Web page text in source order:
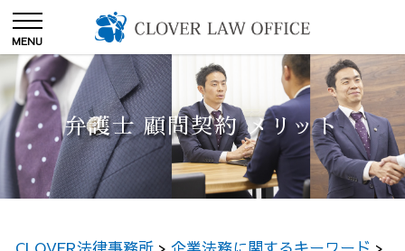
弁護士 顧問契約 メリット